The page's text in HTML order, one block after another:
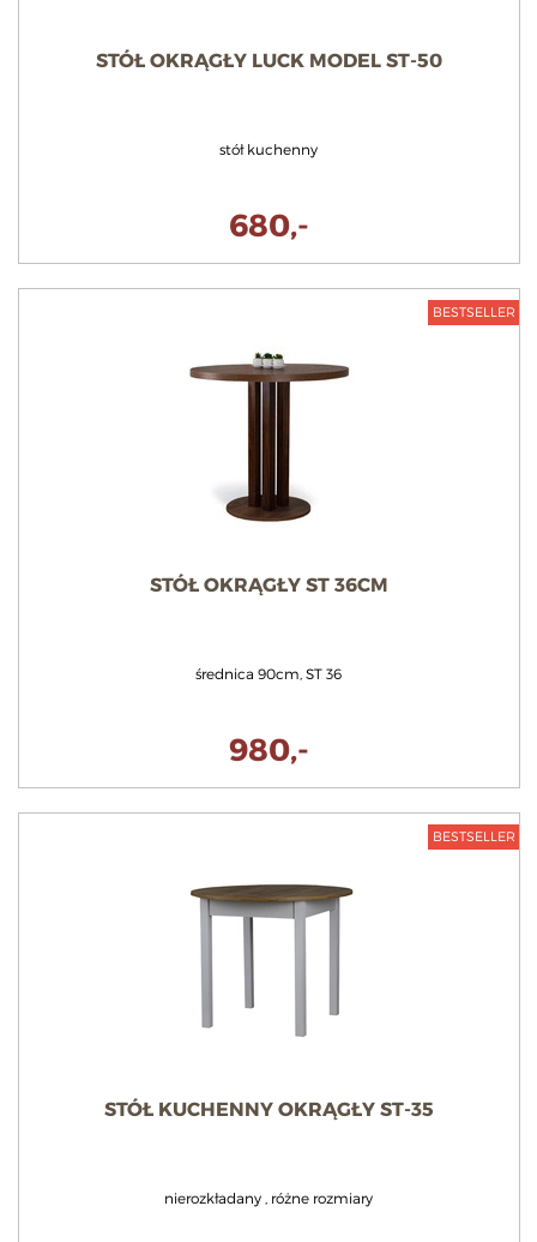
STÓŁ OKRĄGŁY LUCK MODEL ST-50
stół kuchenny
680,-
STÓŁ OKRĄGŁY ST 36CM
średnica 90cm, ST 36
980,-
BESTSELLER
STÓŁ KUCHENNY OKRĄGŁY ST-35
nierozkładany , różne rozmiary
BESTSELLER